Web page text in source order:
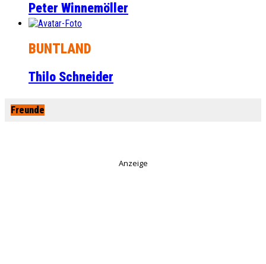
Peter Winnemöller
BUNTLAND
Thilo Schneider
Freunde
Anzeige